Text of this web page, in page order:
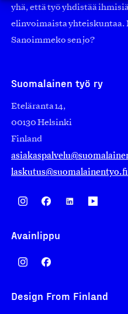
yhä, että työ yhdistää
elinvoimaista yhteiskuntaa.
Sanoimmeko sen jo?
Suomalainen työ ry
Eteläranta 14,
00130 Helsinki
Finland
laskutus@suomalainentyo.fi
Avainlippu
Design From Finland